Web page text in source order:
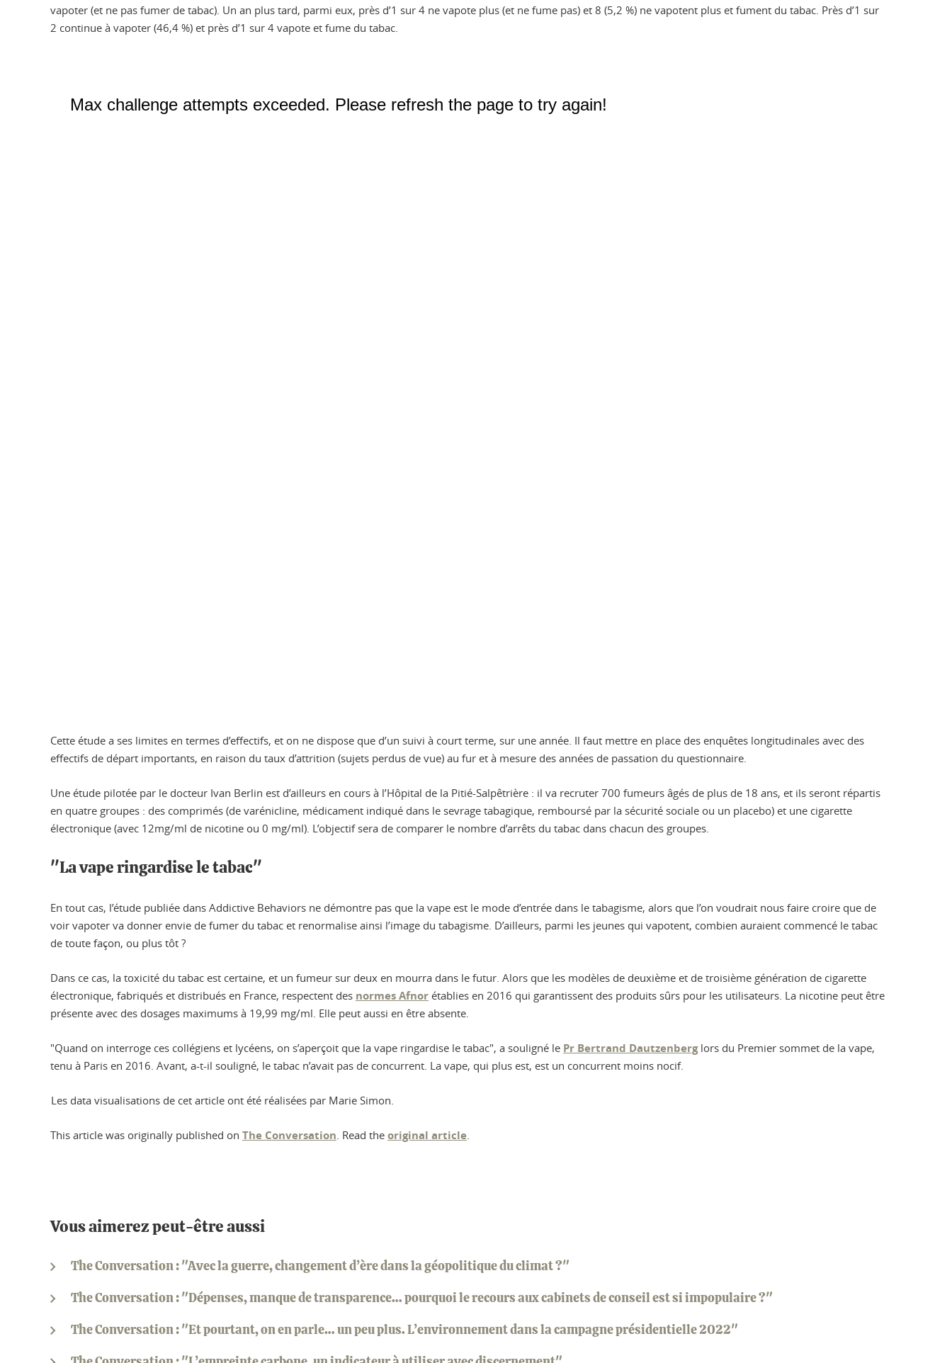
vapoter (et ne pas fumer de tabac). Un an plus tard, parmi eux, près d’1 sur 4 ne vapote plus (et ne fume pas) et 8 (5,2 %) ne vapotent plus et fument du tabac. Près d’1 sur
2 continue à vapoter (46,4 %) et près d’1 sur 4 vapote et fume du tabac.
Cette étude a ses limites en termes d’effectifs, et on ne dispose que d’un suivi à court terme, sur une année. Il faut mettre en place des enquêtes longitudinales avec des
effectifs de départ importants, en raison du taux d’attrition (sujets perdus de vue) au fur et à mesure des années de passation du questionnaire.
Une étude pilotée par le docteur Ivan Berlin est d’ailleurs en cours à l’Hôpital de la Pitié-Salpêtrière : il va recruter 700 fumeurs âgés de plus de 18 ans, et ils seront répartis
en quatre groupes : des comprimés (de varénicline, médicament indiqué dans le sevrage tabagique, remboursé par la sécurité sociale ou un placebo) et une cigarette
électronique (avec 12mg/ml de nicotine ou 0 mg/ml). L’objectif sera de comparer le nombre d’arrêts du tabac dans chacun des groupes.
"La vape ringardise le tabac"
En tout cas, l’étude publiée dans Addictive Behaviors ne démontre pas que la vape est le mode d’entrée dans le tabagisme, alors que l’on voudrait nous faire croire que de
voir vapoter va donner envie de fumer du tabac et renormalise ainsi l’image du tabagisme. D’ailleurs, parmi les jeunes qui vapotent, combien auraient commencé le tabac
de toute façon, ou plus tôt ?
Dans ce cas, la toxicité du tabac est certaine, et un fumeur sur deux en mourra dans le futur. Alors que les modèles de deuxième et de troisième génération de cigarette
électronique, fabriqués et distribués en France, respectent des normes Afnor établies en 2016 qui garantissent des produits sûrs pour les utilisateurs. La nicotine peut être
présente avec des dosages maximums à 19,99 mg/ml. Elle peut aussi en être absente.
"Quand on interroge ces collégiens et lycéens, on s’aperçoit que la vape ringardise le tabac", a souligné le Pr Bertrand Dautzenberglors du Premier sommet de la vape,
tenu à Paris en 2016. Avant, a-t-il souligné, le tabac n’avait pas de concurrent. La vape, qui plus est, est un concurrent moins nocif.
Les data visualisations de cet article ont été réalisées par Marie Simon.
This article was originally published on The Conversation. Read the original article.
Vous aimerez peut-être aussi
The Conversation : "Avec la guerre, changement d’ère dans la géopolitique du climat ?"
The Conversation : "Dépenses, manque de transparence… pourquoi le recours aux cabinets de conseil est si impopulaire ?"
The Conversation : "Et pourtant, on en parle… un peu plus. L’environnement dans la campagne présidentielle 2022"